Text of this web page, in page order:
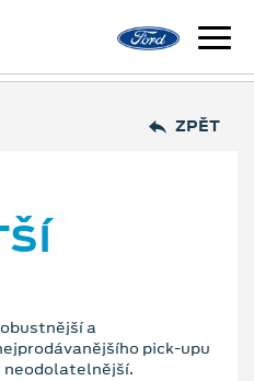
ZPĚT
a
pick-upu
neodolatelnější.